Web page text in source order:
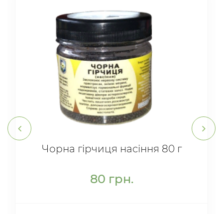
Чорна гірчиця насіння 80 г
80 грн.